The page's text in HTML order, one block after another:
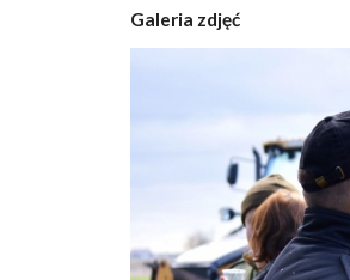
Galeria zdjęć